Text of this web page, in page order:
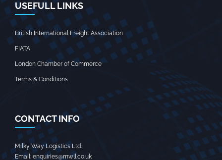
USEFULL LINKS
British International Freight Association
FIATA
London Chamber of Commerce
Terms & Conditions
CONTACT INFO
Milky Way Logistics Ltd.
Email: enquiries@mwll.co.uk